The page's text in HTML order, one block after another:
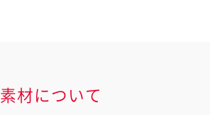
素材について